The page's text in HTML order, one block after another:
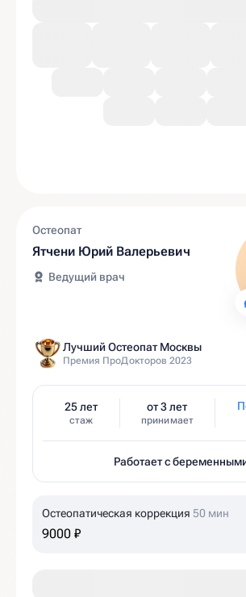
Остеопат
Ятчени Юрий Валерьевич
Ведущий врач
Лучший Остеопат Москвы
Премия ПроДокторов 2023
25 лет
стаж
от 3 лет
принимает
Работает с
Остеопатическая коррекция 50 мин
9000 ₽